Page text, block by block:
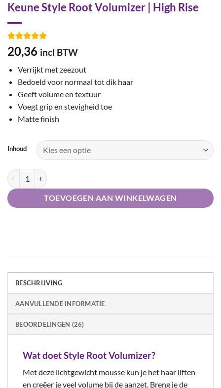
Keune Style Root Volumizer | High Rise
Gewaardeerd
4.88op 5
op
26
klant
waarderingen
20,36 incl BTW
Verrijkt met zeezout
Bedoeld voor normaal tot dik haar
Geeft volume en textuur
Voegt grip en stevigheid toe
Matte finish
Inhoud
Keune Style Root Volumizer | High Rise aantal
TOEVOEGEN AAN WINKELWAGEN
BESCHRIJVING
AANVULLENDE INFORMATIE
BEOORDELINGEN (26)
Wat doet Style Root Volumizer?
Met deze lichtgewicht mousse kun je het haar liften
en creëer je veel volume bij de aanzet. Breng je de